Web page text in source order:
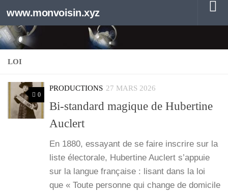
Au dessous du contenu
www.monvoisin.xyz
LOI
0
PRODUCTIONS 27 MARS 2026
Bi-standard magique de Hubertine
Auclert
En 1880, essayant de se faire ins­crire sur la
liste élec­to­rale, Huber­tine Auclert s’ap­puie
sur la langue fran­çaise : lisant dans la loi
que « Toute per­sonne qui change de domi­cile